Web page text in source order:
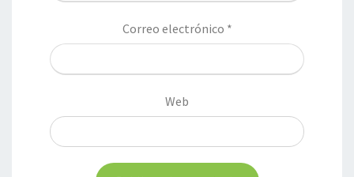
Correo electrónico *
Web